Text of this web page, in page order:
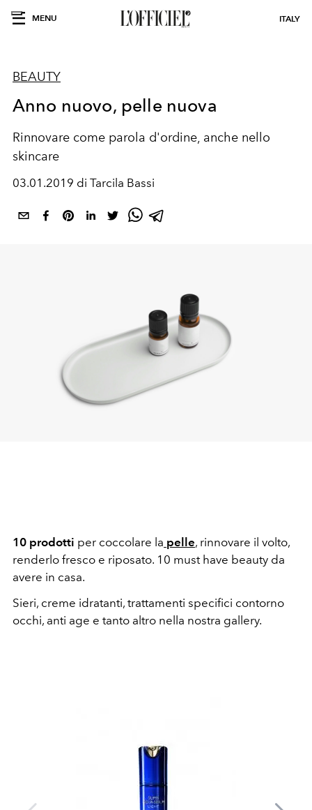
MENU ITALY
BEAUTY
Anno nuovo, pelle nuova
Rinnovare come parola d'ordine, anche nello
skincare
03.01.2019 di Tarcila Bassi
10 prodotti per coccolare la pelle, rinnovare il volto,
renderlo fresco e riposato. 10 must have beauty da
avere in casa.
Sieri, creme idratanti, trattamenti specifici contorno
occhi, anti age e tanto altro nella nostra gallery.